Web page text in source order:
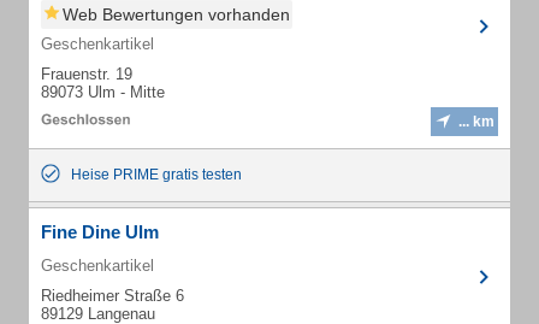
Web Bewertungen vorhanden
Geschenkartikel
Frauenstr. 19
89073 Ulm - Mitte
... km
Heise PRIME gratis testen
Fine Dine Ulm
Geschenkartikel
Riedheimer Straße 6
89129 Langenau